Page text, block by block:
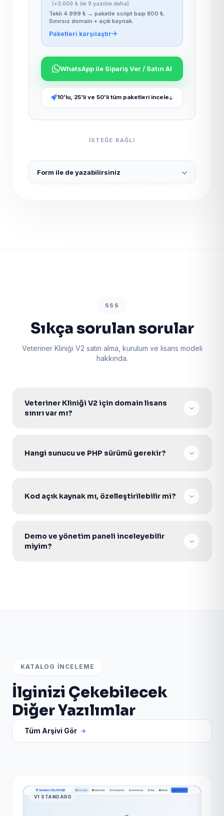
(+3.000 ₺ ile 9 yazılım daha)
Tekli 4.999 ₺ → paketle script başı 800 ₺.
Sınırsız domain + açık kaynak.
Paketleri karşılaştır
WhatsApp ile Sipariş Ver / Satın Al
10'lu, 25'li ve 50'li tüm paketleri incele
ISTEĞE BAĞLI
Form ile de yazabilirsiniz
SSS
Sıkça sorulan sorular
Veteriner Kliniği V2 satın alma, kurulum ve lisans modeli
hakkında.
Veteriner Kliniği V2 için domain lisans
sınırı var mı?
Hangi sunucu ve PHP sürümü gerekir?
Kod açık kaynak mı, özelleştirilebilir mi?
geliştirebilirsiniz.
Demo ve yönetim paneli inceleyebilir
miyim?
KATALOG İNCELEME
İlginizi Çekebilecek
Diğer Yazılımlar
Tüm Arşivi Gör
V1 STANDARD